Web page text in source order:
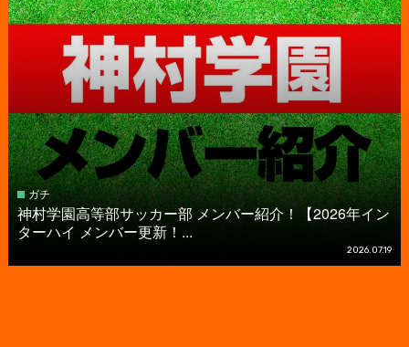
ガチ
神村学園高等部サッカー部 メンバー紹介！【2026年イン
ターハイ メンバー更新！...
2026.07.19